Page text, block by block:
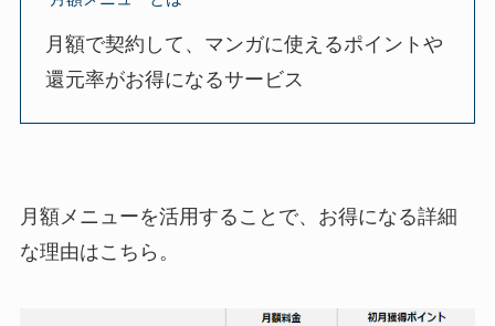
月額で契約して、マンガに使えるポイントや
還元率がお得になるサービス
月額メニューを活用することで、お得になる詳細
な理由はこちら。